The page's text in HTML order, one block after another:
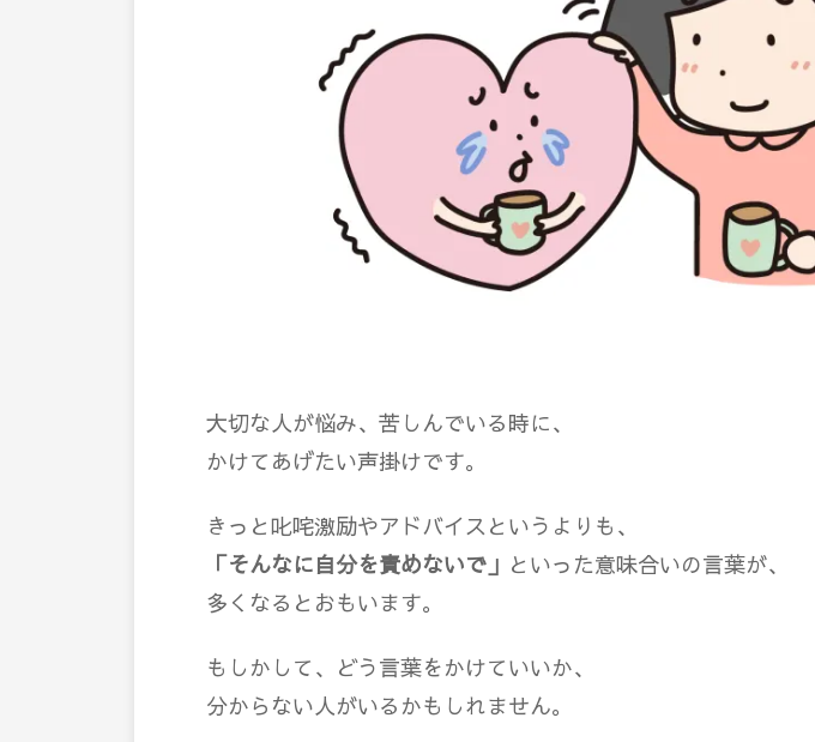
大切な人が悩み、苦しんでいる時に、
かけてあげたい声掛けです。
きっと叱咤激励やアドバイスというよりも、
「そんなに自分を責めないで」 といった意味合いの言葉が、
多くなるとおもいます。
もしかして、どう言葉をかけていいか、
分からない人がいるかもしれません。